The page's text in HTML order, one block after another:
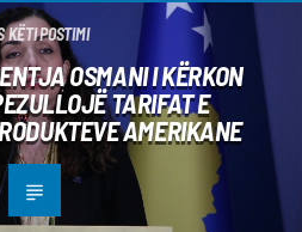
KËTI POSTIMI
OSMANI I KËRKON
TARIFAT E
AMERIKANE